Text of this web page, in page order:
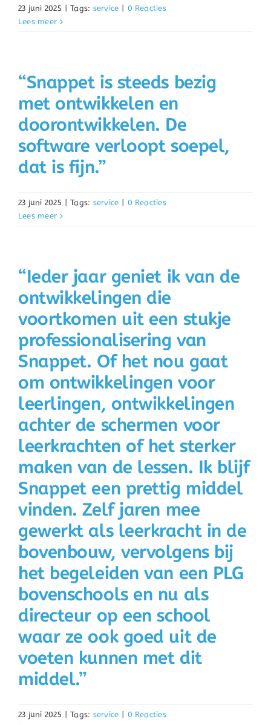
23 juni 2025 | Tags: service | 0 Reacties
Lees meer
“Snappet is steeds bezig
met ontwikkelen en
doorontwikkelen. De
software verloopt soepel,
dat is fijn.”
23 juni 2025 | Tags: service | 0 Reacties
Lees meer
“Ieder jaar geniet ik van de
ontwikkelingen die
voortkomen uit een stukje
professionalisering van
Snappet. Of het nou gaat
om ontwikkelingen voor
leerlingen, ontwikkelingen
achter de schermen voor
leerkrachten of het sterker
maken van de lessen. Ik blijf
Snappet een prettig middel
vinden. Zelf jaren mee
gewerkt als leerkracht in de
bovenbouw, vervolgens bij
het begeleiden van een PLG
bovenschools en nu als
directeur op een school
waar ze ook goed uit de
voeten kunnen met dit
middel.”
23 juni 2025 | Tags: service | 0 Reacties